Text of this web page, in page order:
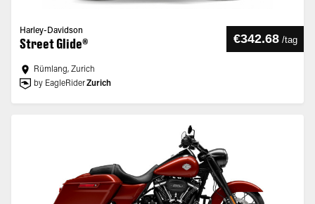
Harley-Davidson
Street Glide® €342.68 /tag
Rümlang, Zurich
by EagleRiderZurich